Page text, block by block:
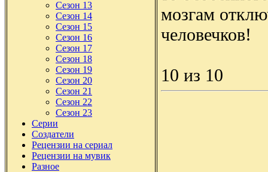
Сезон 13
Сезон 14
Сезон 15
Сезон 16
Сезон 17
Сезон 18
Сезон 19
Сезон 20
Сезон 21
Сезон 22
Сезон 23
Серии
Создатели
Рецензии на сериал
Рецензии на мувик
Разное
мозгам
человечков!
10 из 10